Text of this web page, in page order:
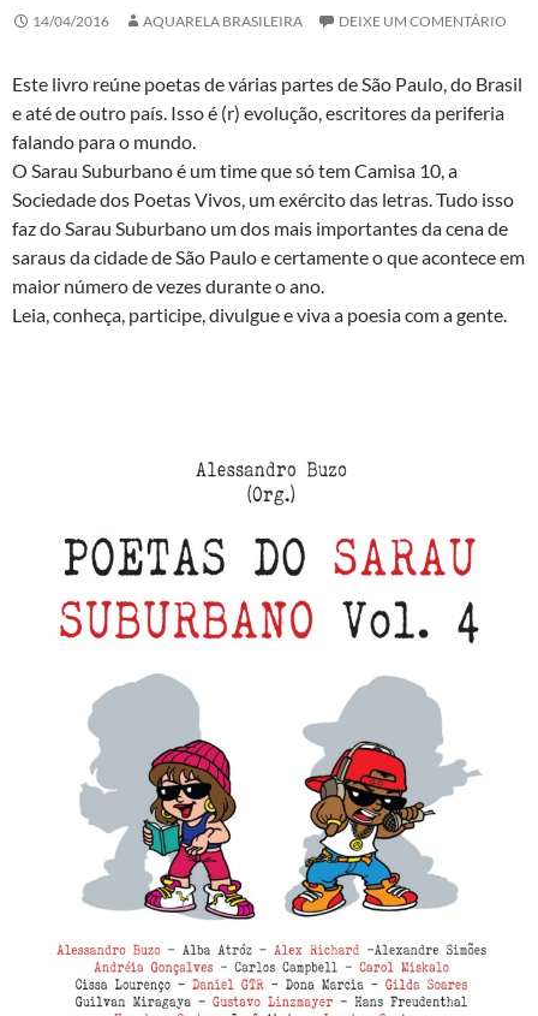
14/04/2016 AQUARELA BRASILEIRA DEIXE UM COMENTÁRIO
Este livro reúne poetas de várias partes de São Paulo, do Brasil
e até de outro país. Isso é (r) evolução, escritores da periferia
falando para o mundo.
O Sarau Suburbano é um time que só tem Camisa 10, a
Sociedade dos Poetas Vivos, um exército das letras. Tudo isso
faz do Sarau Suburbano um dos mais importantes da cena de
saraus da cidade de São Paulo e certamente o que acontece em
maior número de vezes durante o ano.
Leia, conheça, participe, divulgue e viva a poesia com a gente.